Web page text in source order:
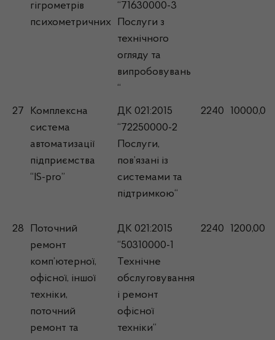
гігрометрів
психометричних
“71630000-3
Послуги з
технічного
огляду та
випробовувань
“
27
Комплексна
система
автоматизації
підприємства
“IS-pro”
ДК 021:2015
“72250000-2
Послуги,
пов’язані із
системами та
підтримкою“
2240 10000,00
28
Поточний
ремонт
комп’ютерної,
офісної, іншої
техніки,
поточний
ремонт та
ДК 021:2015
“50310000-1
Технічне
обслуговування
і ремонт
офісної
техніки“
2240 1200,00